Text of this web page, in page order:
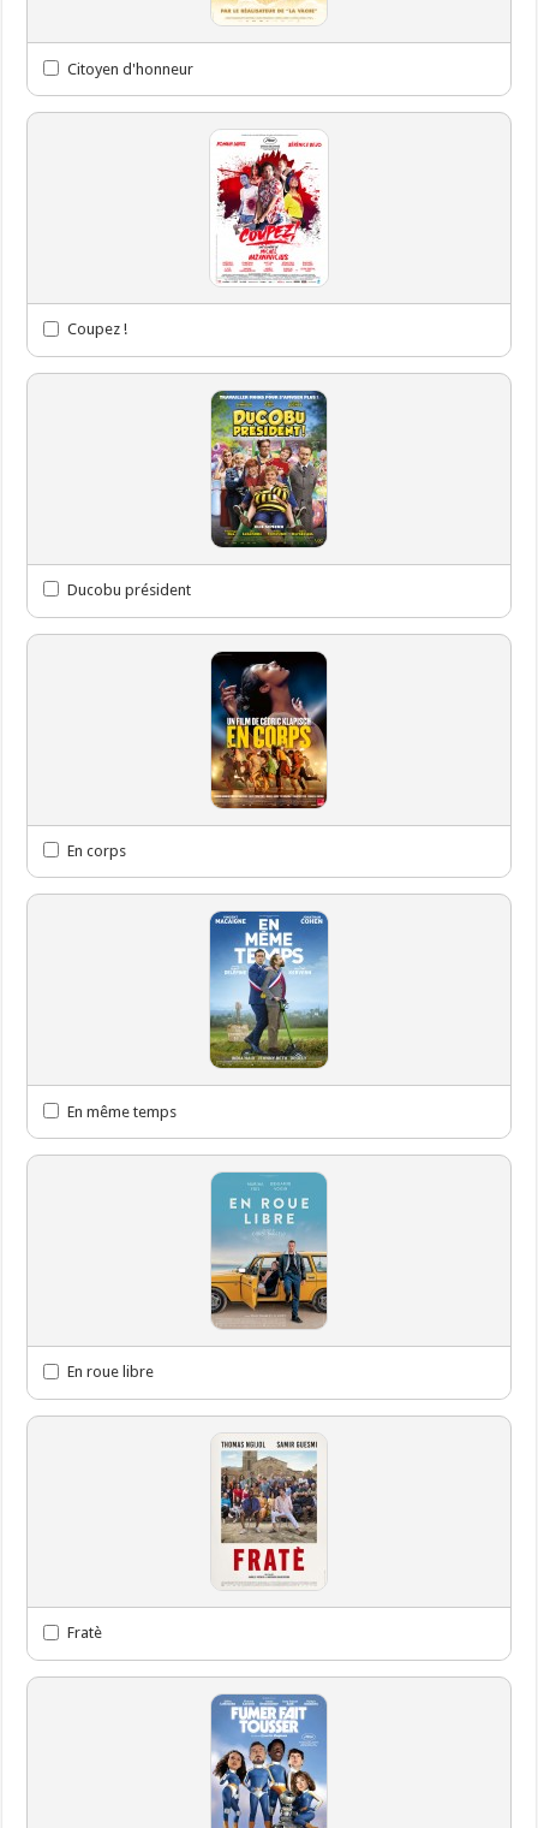
Citoyen d'honneur
Coupez !
Ducobu président
En corps
En même temps
En roue libre
Fratè